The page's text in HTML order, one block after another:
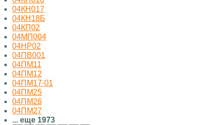
04КН017
04КН18Б
04КП02
04МП004
04НР02
04ПВ001
04ПМ11
04ПМ12
04ПМ17-01
04ПМ25
04ПМ26
04ПМ27
... еще 1973